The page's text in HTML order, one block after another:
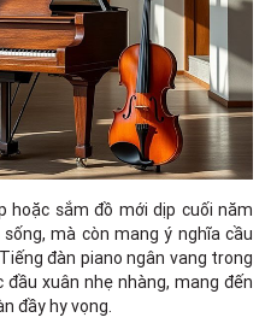
hoặc sắm đồ mới dịp cuối năm
mà còn mang ý nghĩa cầu
đàn piano ngân vang trong
xuân nhẹ nhàng, mang đến
đầy hy vọng.